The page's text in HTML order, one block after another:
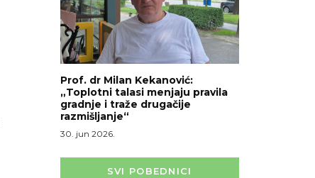
Prof. dr Milan Kekanović:
„Toplotni talasi menjaju pravila
gradnje i traže drugačije
razmišljanje“
30. jun 2026.
SVI POBEDNICI